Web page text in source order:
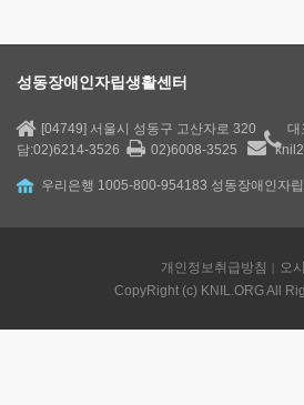
성동장애인자립생활센터
[04749] 서울시 성동구 고산자로 320
대
담:02)6214-3526
02)6008-3525
우리은행 1005-800-954183 성동장애인자
개인정보취급방침
오
CopyRight (c) KNIL.ORG All